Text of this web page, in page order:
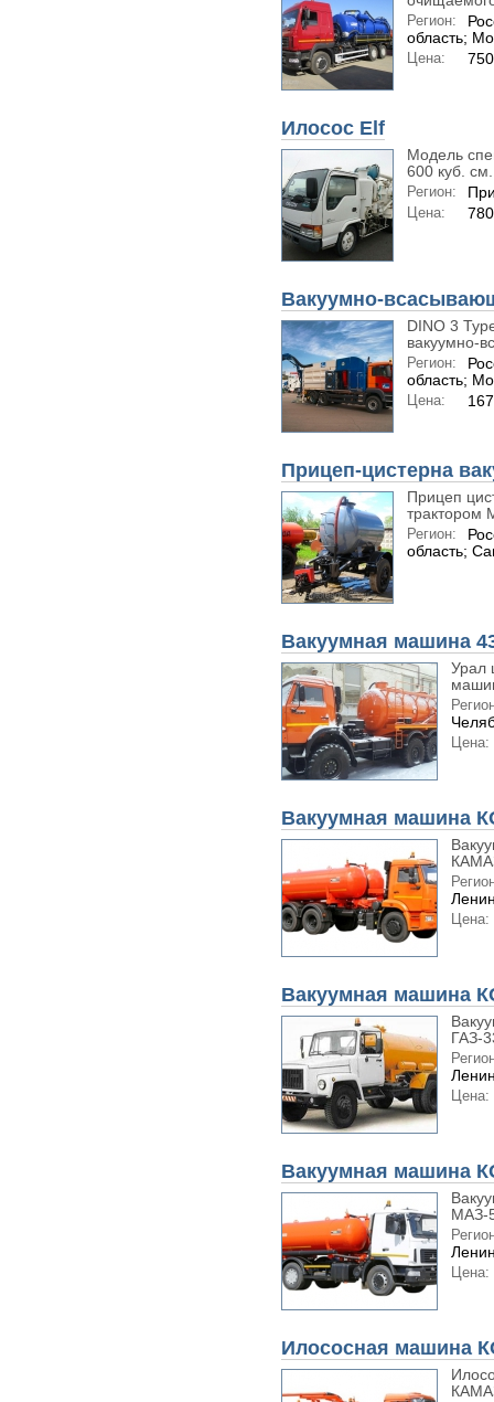
Регион:
область;
Цена:
Илосос Elf
Модель
600 куб.
Регион:
Цена:
Вакуумно-
DINO 3
вакуумно-
Регион:
область;
Цена:
Прицеп-цистерна
Прицеп
трактором
Регион:
область;
Вакуумная машина
Урал
Цена:
Вакуумная машина
Цена:
Вакуумная машина
ГАЗ-
Цена:
Вакуумная машина
МАЗ-
Цена:
Илососная машина